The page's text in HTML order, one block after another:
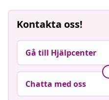
Kontakta oss!
Gå till Hjälpcenter
Chatta med oss